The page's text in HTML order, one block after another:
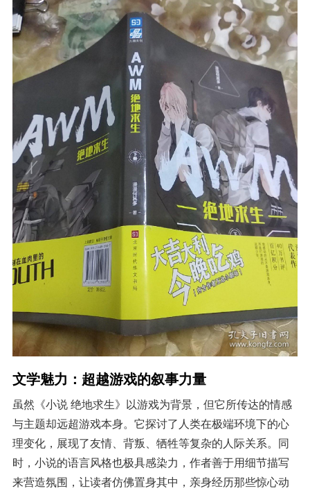
文学魅力：超越游戏的叙事力量
虽然《小说 绝地求生》以游戏为背景，但它所传达的情感
与主题却远超游戏本身。它探讨了人类在极端环境下的心
理变化，展现了友情、背叛、牺牲等复杂的人际关系。同
时，小说的语言风格也极具感染力，作者善于用细节描写
来营造氛围，让读者仿佛置身其中，亲身经历那些惊心动